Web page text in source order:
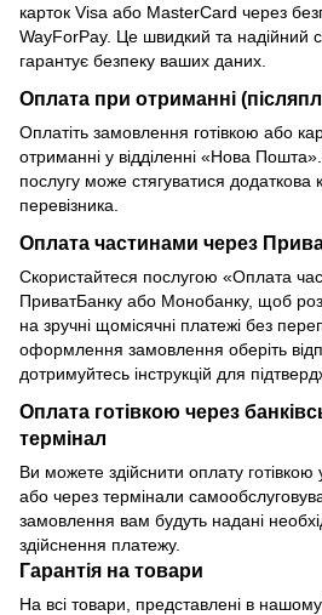
карток Visa або MasterCard через
WayForPay. Це швидкий та надійний
гарантує безпеку ваших даних.
Оплата при отриманні
Оплатіть замовлення готівкою або
отриманні у відділенні «Нова
послугу може стягуватися додаткова
перевізника.
Оплата частинами через
Скористайтеся послугою «Оплата
ПриватБанку або Монобанку, щоб
на зручні щомісячні платежі без
оформлення замовлення оберіть
дотримуйтесь інструкцій для
Оплата готівкою через
термінал
Ви можете здійснити оплату готівкою
або через термінали
замовлення вам будуть надані
здійснення платежу.
Гарантія на товари
На всі товари, представлені в нашому